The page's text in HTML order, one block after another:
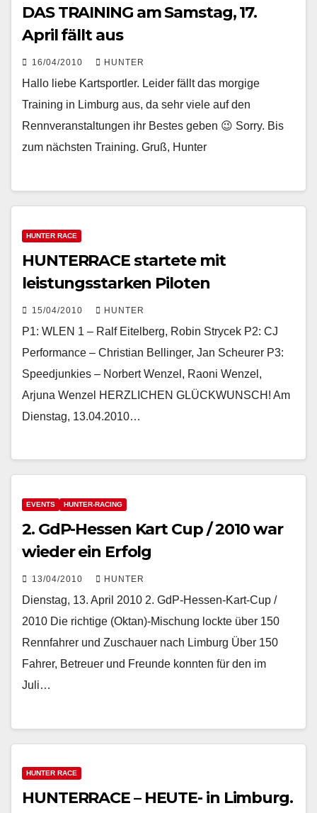
DAS TRAINING am Samstag, 17.
April fällt aus
16/04/2010 HUNTER
Hallo liebe Kartsportler. Leider fällt das morgige
Training in Limburg aus, da sehr viele auf den
Rennveranstaltungen ihr Bestes geben 😉 Sorry. Bis
zum nächsten Training. Gruß, Hunter
HUNTER RACE
HUNTERRACE startete mit
leistungsstarken Piloten
15/04/2010 HUNTER
P1: WLEN 1 – Ralf Eitelberg, Robin Strycek P2: CJ
Performance – Christian Bellinger, Jan Scheurer P3:
Speedjunkies – Norbert Wenzel, Raoni Wenzel,
Arjuna Wenzel HERZLICHEN GLÜCKWUNSCH! Am
Dienstag, 13.04.2010…
EVENTS HUNTER-RACING
2. GdP-Hessen Kart Cup / 2010 war
wieder ein Erfolg
13/04/2010 HUNTER
Dienstag, 13. April 2010 2. GdP-Hessen-Kart-Cup /
2010 Die richtige (Oktan)-Mischung lockte über 150
Rennfahrer und Zuschauer nach Limburg Über 150
Fahrer, Betreuer und Freunde konnten für den im
Juli…
HUNTER RACE
HUNTERRACE – HEUTE- in Limburg.